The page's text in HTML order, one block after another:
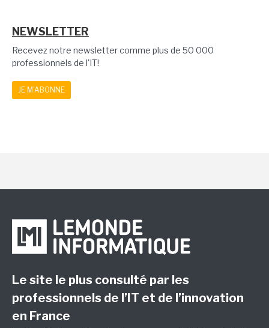
NEWSLETTER
Recevez notre newsletter comme plus de 50 000
professionnels de l'IT!
JE M'ABONNE
Le site le plus consulté par les
professionnels de l’IT et de l’innovation
en France